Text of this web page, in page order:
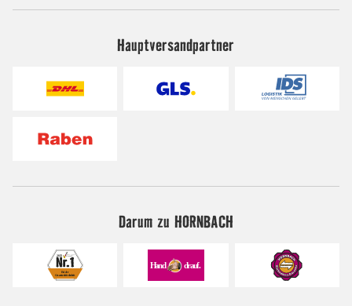
Hauptversandpartner
Darum zu HORNBACH